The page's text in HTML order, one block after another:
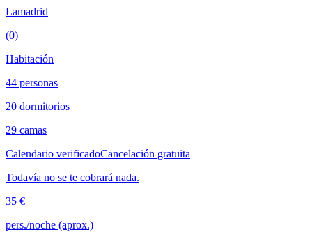
Lamadrid
(0)
Habitación
44 personas
20 dormitorios
29 camas
Calendario verificadoCancelación gratuita
Todavía no se te cobrará nada.
35 €
pers./noche (aprox.)